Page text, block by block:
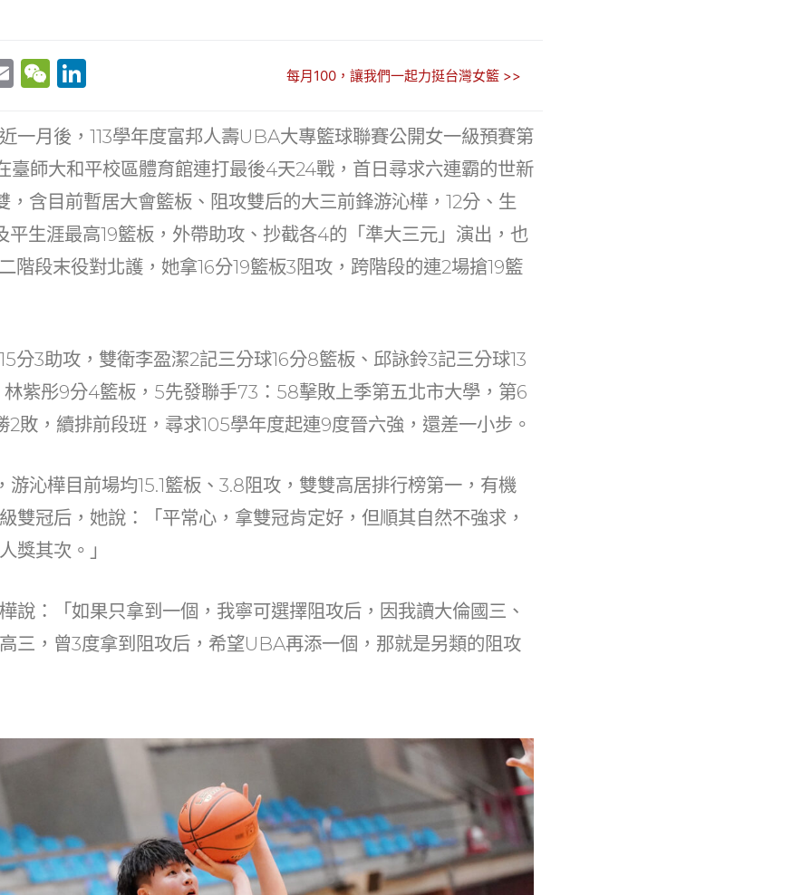
E
ai
l
W
C
h
at
k
e
dI
n
每月100，讓我們一起力挺台灣女籃 >>
近一月後，113學年度富邦人壽UBA大專籃球聯賽公開女一級預賽第
臺師大和平校區體育館連打最後4天24戰，首日尋求六連霸的世新
，含目前暫居大會籃板、阻攻雙后的大三前鋒游沁樺，12分、生
平生涯最高19籃板，外帶助攻、抄截各4的「準大三元」演出，也
階段末役對北護，她拿16分19籃板3阻攻，跨階段的連2場搶19籃
分3助攻，雙衛李盈潔2記三分球16分8籃板、邱詠鈴3記三分球13
紫彤9分4籃板，5先發聯手73：58擊敗上季第五北市大學，第6
2敗，續排前段班，尋求105學年度起連9度晉六強，還差一小步。
游沁樺目前場均15.1籃板、3.8阻攻，雙雙高居排行榜第一，有機
雙冠后，她說：「平常心，拿雙冠肯定好，但順其自然不強求，
獎其次。」
說：「如果只拿到一個，我寧可選擇阻攻后，因我讀大倫國三、
三，曾3度拿到阻攻后，希望UBA再添一個，那就是另類的阻攻